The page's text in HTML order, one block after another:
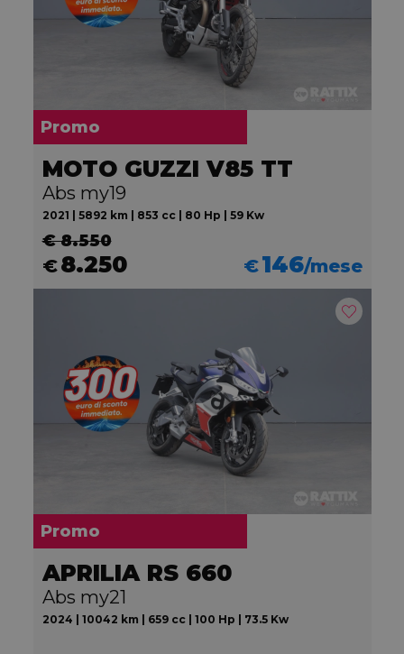
Promo
MOTO GUZZI V85 TT
Abs my19
2021 | 5892 km | 853 cc | 80 Hp | 59 Kw
€ 8.550
€8.250 €146/mese
Promo
APRILIA RS 660
Abs my21
2024 | 10042 km | 659 cc | 100 Hp | 73.5 Kw